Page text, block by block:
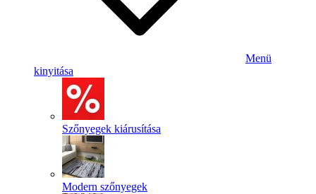
Menü
kinyitása
Szőnyegek kiárusítása
Modern szőnyegek